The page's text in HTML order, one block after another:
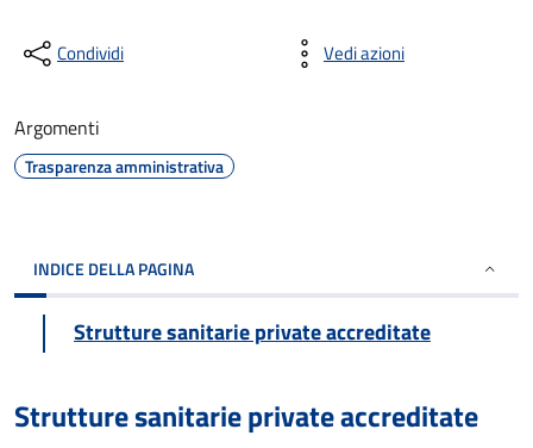
Condividi Vedi azioni
Argomenti
Trasparenza amministrativa
INDICE DELLA PAGINA
Strutture sanitarie private accreditate
Strutture sanitarie private accreditate